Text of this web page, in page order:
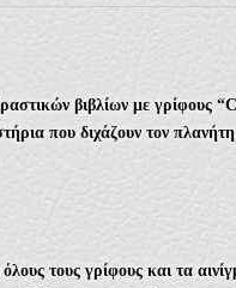
βιβλίων με γρίφους
που διχάζουν τον
τους γρίφους και τα